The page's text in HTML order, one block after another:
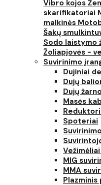
Vibro kojos
skarifikatoriai
malkinės
Šakų
Sodo laistymo
Žoliapjovės -
Suvirinimo
Dujiniai
Dujų
Dujų
Masės
Spoteriai
MIG
MMA
Plazminis